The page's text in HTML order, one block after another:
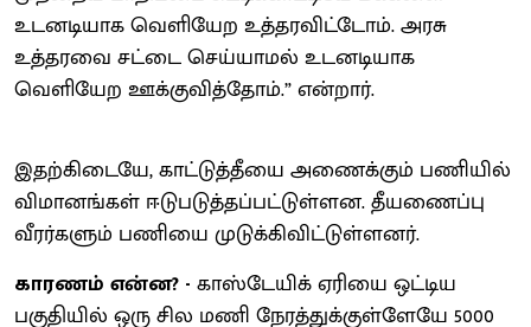
உடனடியாக வெளியேற உத்தரவிட்டோம். அரசு
உத்தரவை சட்டை செய்யாமல் உடனடியாக
வெளியேற ஊக்குவித்தோம்.” என்றார்.
இதற்கிடையே, காட்டுத்தீயை அணைக்கும் பணியில்
விமானங்கள் ஈடுபடுத்தப்பட்டுள்ளன. தீயணைப்பு
வீரர்களும் பணியை முடுக்கிவிட்டுள்ளனர்.
காரணம் என்ன? - காஸ்டேயிக் ஏரியை ஒட்டிய
பகுதியில் ஒரு சில மணி நேரத்துக்குள்ளேயே 5000